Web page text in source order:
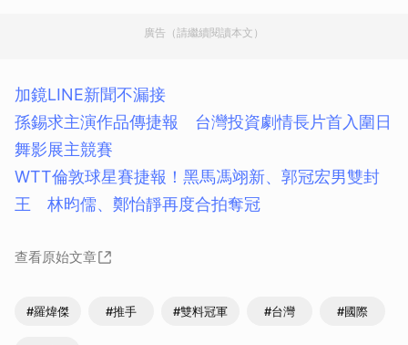
廣告（請繼續閱讀本文）
加鏡LINE新聞不漏接
孫錫求主演作品傳捷報 台灣投資劇情長片首入圍日
舞影展主競賽
WTT倫敦球星賽捷報！黑馬馮翊新、郭冠宏男雙封
王 林昀儒、鄭怡靜再度合拍奪冠
查看原始文章
#羅煒傑 #推手 #雙料冠軍 #台灣 #國際